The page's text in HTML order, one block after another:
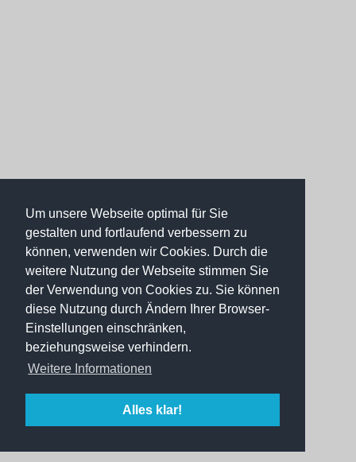
Um unsere Webseite optimal für Sie
gestalten und fortlaufend verbessern zu
können, verwenden wir Cookies. Durch die
weitere Nutzung der Webseite stimmen Sie
der Verwendung von Cookies zu. Sie können
diese Nutzung durch Ändern Ihrer Browser-
Einstellungen einschränken,
beziehungsweise verhindern.
Weitere Informationen
Alles klar!